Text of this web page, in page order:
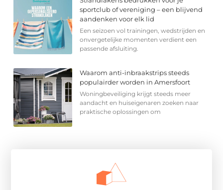
sportclub of vereniging – een blijvend
aandenken voor elk lid
Een seizoen vol trainingen, wedstrijden en
onvergetelijke momenten verdient een
passende afsluiting.
Waarom anti-inbraakstrips steeds
populairder worden in Amersfoort
Woningbeveiliging krijgt steeds meer
aandacht en huiseigenaren zoeken naar
praktische oplossingen om